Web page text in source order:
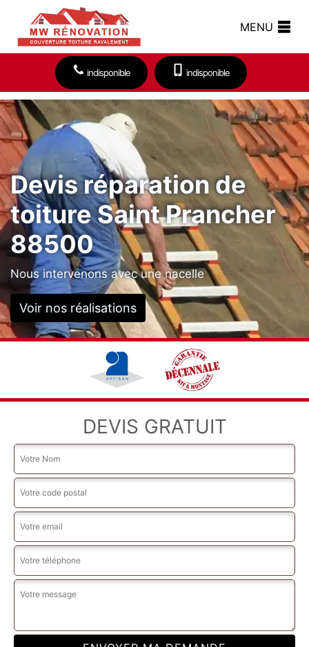
MENU
indisponible indisponible
Devis réparation de
toiture Saint Prancher
88500
Nous intervenons avec une nacelle
Voir nos réalisations
DEVIS GRATUIT